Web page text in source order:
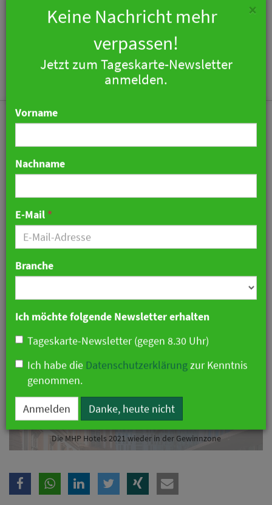
Die MHP Hotels 2021
wieder in der Gewinnzone
04. April 2022 09:03 Uhr
Die MHP Hotels 2021 wieder in der Gewinnzone
Keine Nachricht mehr
verpassen!
Jetzt zum Tageskarte-Newsletter
Vorname
Nachname
E-Mail*
Branche
Ich habe die
Anmelden Danke, heute nicht